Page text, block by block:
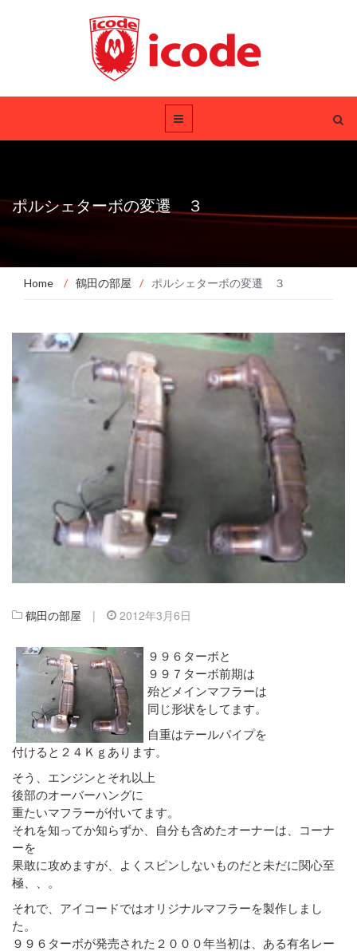
ポルシェターボの変遷 ３
Home / 鶴田の部屋 / ポルシェターボの変遷 ３
鶴田の部屋 | 2012年3月6日
９９６ターボと
９９７ターボ前期は
殆どメインマフラーは
同じ形状をしてます。
自重はテールパイプを
付けると２４Ｋｇあります。
そう、エンジンとそれ以上
後部のオーバーハングに
重たいマフラーが付いてます。
それを知ってか知らずか、自分も含めたオーナーは、コーナ
ーを
果敢に攻めますが、よくスピンしないものだと未だに関心至
極、、。
それで、アイコードではオリジナルマフラーを製作しまし
た。
９９６ターボが発売された２０００年当初は、ある有名レー